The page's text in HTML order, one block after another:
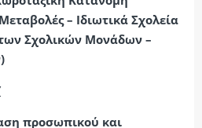
– Ιδιωτικά Σχολεία
Σχολικών Μονάδων –
προσωπικού και